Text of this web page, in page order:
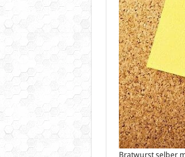
Bratwurst selber